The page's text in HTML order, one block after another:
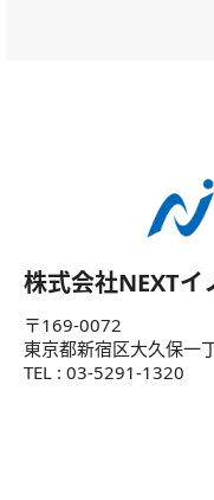
株式会社NEXTイ
〒169-0072
東京都新宿区大久保一
TEL : 03-5291-1320